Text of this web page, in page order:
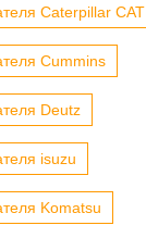
Caterpillar CAT
Cummins
Deutz
isuzu
Komatsu